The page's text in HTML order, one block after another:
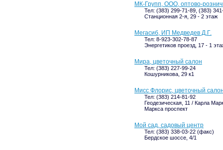
МК-Групп, ООО, оптово-
Тел: (383) 299-71-89, (383)
Станционная 2-я, 29 - 2 этаж
Мегасиб, ИП Медведев Д.Г.
Тел: 8-923-302-78-87
Энергетиков проезд, 17 - 1
Мира, цветочный салон
Тел: (383) 227-99-24
Кошурникова, 29 к1
Мисс Флорис, цветочный
Тел: (383) 214-81-92
Геодезическая, 11 / Карла
Маркса проспект
Мой сад, садовый центр
Тел: (383) 338-03-22 (факс)
Бердское шоссе, 4/1